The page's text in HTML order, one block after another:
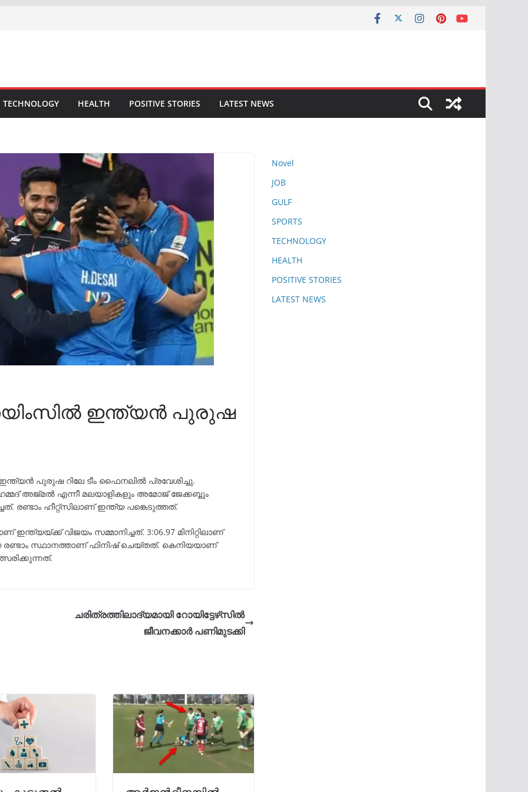
TECHNOLOGY HEALTH POSITIVE STORIES LATEST NEWS
ഇന്ത്യൻ പുരുഷ
പുരുഷ റിലേ ടീം ഫൈനലിൽ പ്രവേശിച്ചു.
അജ്മല്‍ എന്നീ മലയാളികളും അമോജ് ജേക്കബ്ബും
രണ്ടാം ഹീറ്റ്‌സിലാണ് ഇന്ത്യ പങ്കെടുത്തത്.
വിജയം സമ്മാനിച്ചത്. 3:06.97 മിനിറ്റിലാണ്
രണ്ടാം സ്ഥാനത്താണ് ഫിനിഷ് ചെയ്തത്. കെനിയയാണ്
ചരിത്രത്തിലാദ്യമായി റോയിട്ടേഴ്‌സില്‍
ജീവനക്കാർ പണിമുടക്കി
Novel
JOB
GULF
SPORTS
TECHNOLOGY
HEALTH
POSITIVE STORIES
LATEST NEWS